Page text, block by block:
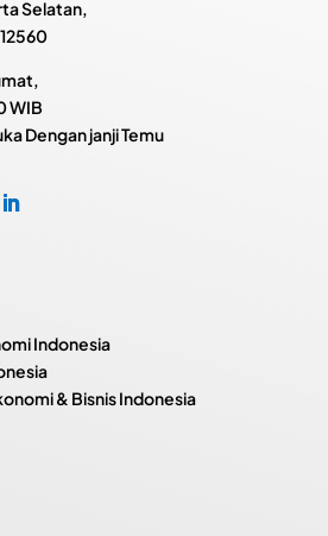
Selatan,
WIB
Dengan janji Temu
Indonesia
& Bisnis Indonesia